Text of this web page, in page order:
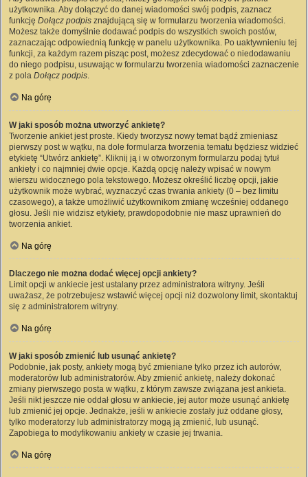
użytkownika. Aby dołączyć do danej wiadomości swój podpis, zaznacz
funkcję Dołącz podpis znajdującą się w formularzu tworzenia wiadomości.
Możesz także domyślnie dodawać podpis do wszystkich swoich postów,
zaznaczając odpowiednią funkcję w panelu użytkownika. Po uaktywnieniu tej
funkcji, za każdym razem pisząc post, możesz zdecydować o niedodawaniu
do niego podpisu, usuwając w formularzu tworzenia wiadomości zaznaczenie
z pola Dołącz podpis.
Na górę
W jaki sposób można utworzyć ankietę?
Tworzenie ankiet jest proste. Kiedy tworzysz nowy temat bądź zmieniasz
pierwszy post w wątku, na dole formularza tworzenia tematu będziesz widzieć
etykietę “Utwórz ankietę”. Kliknij ją i w otworzonym formularzu podaj tytuł
ankiety i co najmniej dwie opcje. Każdą opcję należy wpisać w nowym
wierszu widocznego pola tekstowego. Możesz określić liczbę opcji, jakie
użytkownik może wybrać, wyznaczyć czas trwania ankiety (0 – bez limitu
czasowego), a także umożliwić użytkownikom zmianę wcześniej oddanego
głosu. Jeśli nie widzisz etykiety, prawdopodobnie nie masz uprawnień do
tworzenia ankiet.
Na górę
Dlaczego nie można dodać więcej opcji ankiety?
Limit opcji w ankiecie jest ustalany przez administratora witryny. Jeśli
uważasz, że potrzebujesz wstawić więcej opcji niż dozwolony limit, skontaktuj
się z administratorem witryny.
Na górę
W jaki sposób zmienić lub usunąć ankietę?
Podobnie, jak posty, ankiety mogą być zmieniane tylko przez ich autorów,
moderatorów lub administratorów. Aby zmienić ankietę, należy dokonać
zmiany pierwszego posta w wątku, z którym zawsze związana jest ankieta.
Jeśli nikt jeszcze nie oddał głosu w ankiecie, jej autor może usunąć ankietę
lub zmienić jej opcje. Jednakże, jeśli w ankiecie zostały już oddane głosy,
tylko moderatorzy lub administratorzy mogą ją zmienić, lub usunąć.
Zapobiega to modyfikowaniu ankiety w czasie jej trwania.
Na górę